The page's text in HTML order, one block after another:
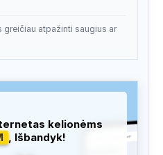
atpažinti saugius ar
kelionėms
, Išbandyk!